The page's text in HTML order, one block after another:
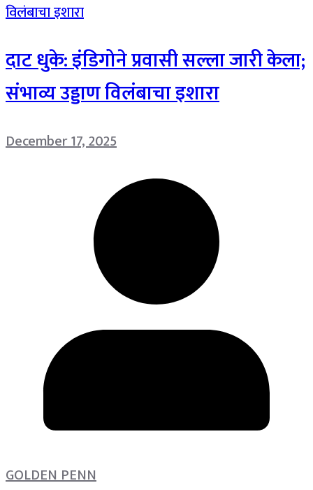
दाट धुके: इंडिगोने प्रवासी सल्ला जारी केला;
संभाव्य उड्डाण विलंबाचा इशारा
December 17, 2025
GOLDEN PENN